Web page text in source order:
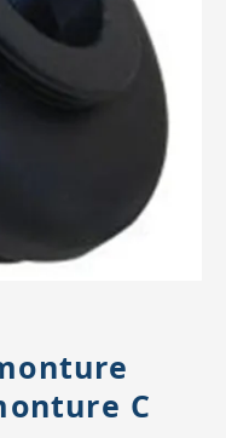
Têtes
C